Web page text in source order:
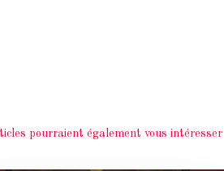
pourraient également vous intéresser